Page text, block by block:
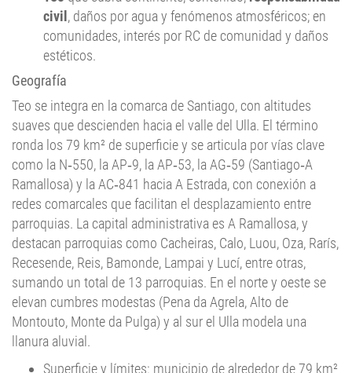
comunidades, interés por RC de comunidad y daños
estéticos.
Geografía
Teo se integra en la comarca de Santiago, con altitudes
suaves que descienden hacia el valle del Ulla. El término
ronda los 79 km² de superficie y se articula por vías clave
como la N‑550, la AP‑9, la AP‑53, la AG‑59 (Santiago‑A
Ramallosa) y la AC‑841 hacia A Estrada, con conexión a
redes comarcales que facilitan el desplazamiento entre
parroquias. La capital administrativa es A Ramallosa, y
destacan parroquias como Cacheiras, Calo, Luou, Oza, Rarís,
Recesende, Reis, Bamonde, Lampai y Lucí, entre otras,
sumando un total de 13 parroquias. En el norte y oeste se
elevan cumbres modestas (Pena da Agrela, Alto de
Montouto, Monte da Pulga) y al sur el Ulla modela una
llanura aluvial.
Superficie y límites: municipio de alrededor de 79 km²
que limita con Santiago y Ames por el norte, Vedra por